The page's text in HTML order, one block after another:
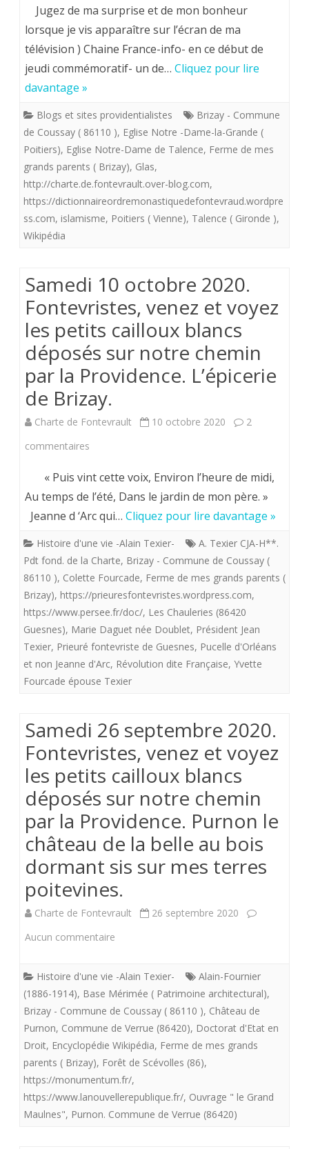
si
nombreuses
vacances
de
Noël
le
glas
a
la
France
endeuilllée
à
ce
jeudi
29
trouvé
des
d’espérance.
Jugez de ma surprise et de mon bonheur
lorsque je vis apparaître sur l’écran de ma
télévision ) Chaine France-info- en ce début de
jeudi commémoratif- un de… Cliquez pour lire
davantage »
Blogs et sites providentialistes
Brizay - Commune
de Coussay ( 86110 ), Eglise Notre -Dame-la-Grande (
Poitiers), Eglise Notre-Dame de Talence, Ferme de mes
grands parents ( Brizay), Glas,
http://charte.de.fontevrault.over-blog.com,
https://dictionnaireordremonastiquedefontevraud.wordpre
ss.com, islamisme, Poitiers ( Vienne), Talence ( Gironde ),
Wikipédia
Samedi 10 octobre 2020.
Fontevristes, venez et voyez
les petits cailloux blancs
déposés sur notre chemin
par la Providence. L’épicerie
de Brizay.
Charte de Fontevrault 10 octobre 2020
2
commentaires
10
octobre
2020.
Fontevristes,
venez
et
voyez
les
petits
blancs
déposés
sur
notre
chemin
Brizay.
« Puis vint cette voix, Environ l’heure de midi,
Au temps de l’été, Dans le jardin de mon père. »
Jeanne d ‘Arc qui… Cliquez pour lire davantage »
Histoire d'une vie -Alain Texier-
A. Texier CJA-H**.
Pdt fond. de la Charte, Brizay - Commune de Coussay (
86110 ), Colette Fourcade, Ferme de mes grands parents (
Brizay), https://prieuresfontevristes.wordpress.com,
https://www.persee.fr/doc/, Les Chauleries (86420
Guesnes), Marie Daguet née Doublet, Président Jean
Texier, Prieuré fontevriste de Guesnes, Pucelle d'Orléans
et non Jeanne d'Arc, Révolution dite Française, Yvette
Fourcade épouse Texier
Samedi 26 septembre 2020.
Fontevristes, venez et voyez
les petits cailloux blancs
déposés sur notre chemin
par la Providence. Purnon le
château de la belle au bois
dormant sis sur mes terres
poitevines.
Charte de Fontevrault
26 septembre 2020
Aucun commentaire
septembre
2020.
Fontevristes,
venez
Histoire d'une vie -Alain Texier-
Alain-Fournier
(1886-1914), Base Mérimée ( Patrimoine architectural),
Brizay - Commune de Coussay ( 86110 ), Château de
Purnon, Commune de Verrue (86420), Doctorat d'Etat en
Droit, Encyclopédie Wikipédia, Ferme de mes grands
parents ( Brizay), Forêt de Scévolles (86),
https://monumentum.fr/,
https://www.lanouvellerepublique.fr/, Ouvrage " le Grand
Maulnes", Purnon. Commune de Verrue (86420)